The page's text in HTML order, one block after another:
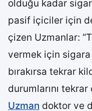
olduğu kadar
pasif içiciler için
çizen Uzmanlar:
vermek için
bırakırsa tekrar
durumlarını
Uzman doktor ve